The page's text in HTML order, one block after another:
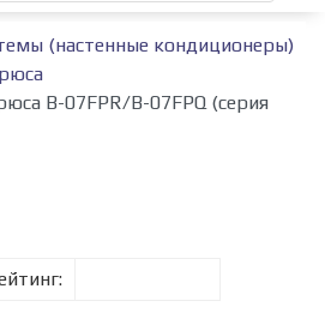
(настенные кондиционеры)
B-07FPR/B-07FPQ (серия